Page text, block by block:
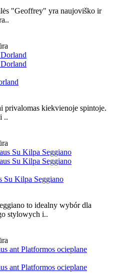
"Geoffrey" yra naujoviško ir
privalomas kiekvienoje spintoje.
..
Su Kilpa Seggiano
to idealny wybór dla
stylowych i..